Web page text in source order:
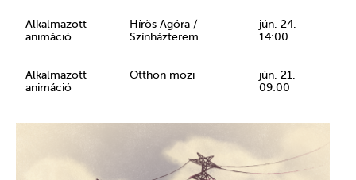
Alkalmazott
animáció
Hírös Agóra /
Színházterem
jún. 24.
14:00
Alkalmazott
animáció
Otthon mozi
jún. 21.
09:00